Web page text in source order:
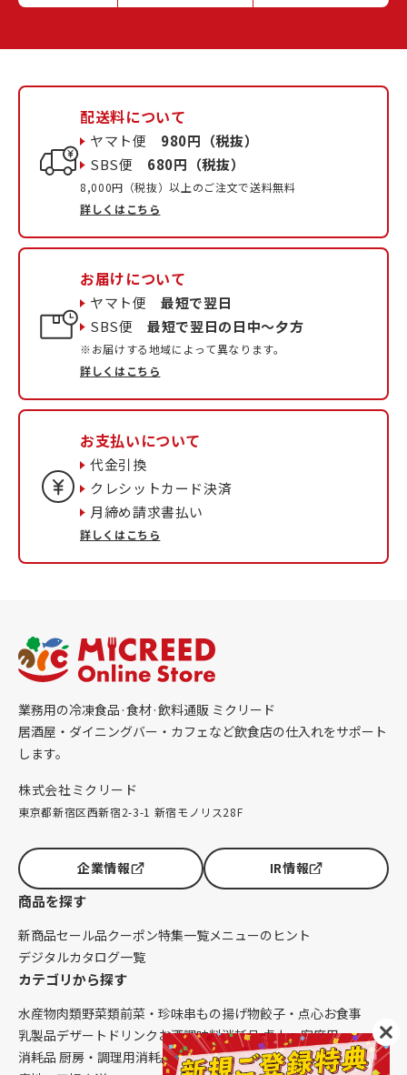
配送料について
ヤマト便 980円（税抜）
SBS便 680円（税抜）
8,000円（税抜）以上のご注文で送料無料
詳しくはこちら
お届けについて
ヤマト便最短で翌日
SBS便最短で翌日の日中〜夕方
※お届けする地域によって異なります。
詳しくはこちら
お支払いについて
代金引換
クレシットカード決済
月締め請求書払い
詳しくはこちら
業務用の冷凍食品·食材·飲料通販 ミクリード
居酒屋・ダイニングバー・カフェなど飲食店の仕入れをサポート
します。
株式会社ミクリード
東京都新宿区西新宿2-3-1 新宿モノリス28F
企業情報 IR情報
商品を探す
新商品セール品クーポン特集一覧メニューのヒント
デジタルカタログ一覧
カテゴリから探す
水産物肉類野菜類前菜・珍味串もの揚げ物餃子・点心お食事
乳製品デザート ドリンク お酒調味料消耗品 卓上・客席用
消耗品 厨房・調理用消耗品 クレンリネス生鮮品（配送便限定）